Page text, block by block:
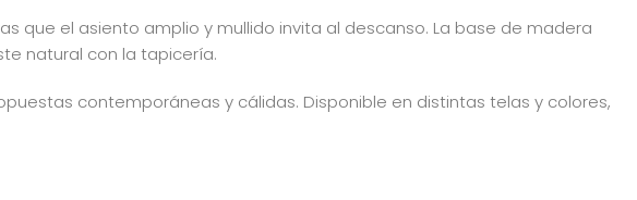
que el asiento amplio y mullido invita al descanso. La base de madera
natural con la tapicería.
contemporáneas y cálidas. Disponible en distintas telas y colores,